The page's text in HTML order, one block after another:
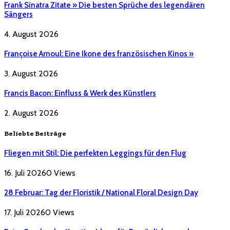
Frank Sinatra Zitate » Die besten Sprüche des legendären
Sängers
4. August 2026
Françoise Arnoul: Eine Ikone des französischen Kinos »
3. August 2026
Francis Bacon: Einfluss & Werk des Künstlers
2. August 2026
Beliebte Beiträge
Fliegen mit Stil: Die perfekten Leggings für den Flug
16. Juli 20260 Views
28 Februar: Tag der Floristik / National Floral Design Day
17. Juli 20260 Views